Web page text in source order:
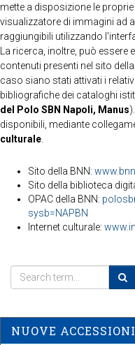
mette a disposizione le
visualizzatore di immagini ad
raggiungibili utilizzando
La ricerca, inoltre, può essere
contenuti presenti nel sito della
caso siano stati attivati i
bibliografiche dei cataloghi
del Polo SBN Napoli, Manus
disponibili, mediante
culturale
Sito della BNN:
Sito della biblioteca
OPAC della BNN:
sysb=NAPBN
Internet culturale:
NUOVE ACCESSIONI